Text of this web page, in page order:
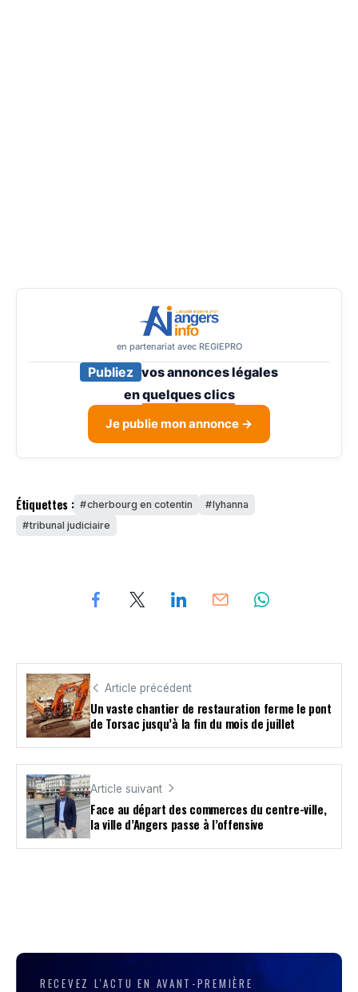
en partenariat avec REGIEPRO
Publiez vos annonces légales
enquelques clics
Je publie mon annonce →
Étiquettes : cherbourg en cotentin
lyhanna
tribunal judiciaire
Article précédent
Un vaste chantier de restauration ferme le pont
de Torsac jusqu’à la fin du mois de juillet
Article suivant
Face au départ des commerces du centre-ville,
la ville d’Angers passe à l’offensive
RECEVEZ L'ACTU EN AVANT-PREMIÈRE